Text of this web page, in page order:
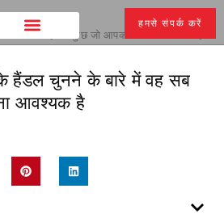
हमसे संपर्क करें
के बारे में वह सब कुछ जो आपको जानना आवश्यक है
के हैंडल चुनने के बारे में वह सब
आवश्यक है